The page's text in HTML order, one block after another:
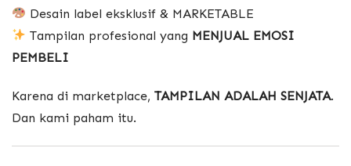
Desain label eksklusif & MARKETABLE
Tampilan profesional yang MENJUAL EMOSI
PEMBELI
Karena di marketplace, TAMPILAN ADALAH SENJATA.
Dan kami paham itu.